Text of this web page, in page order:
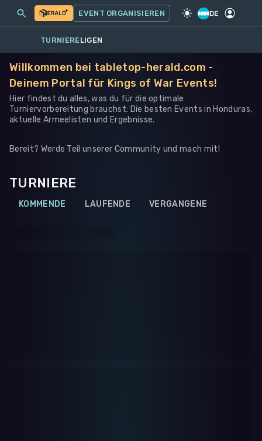
SPIEL·WARHAMMER 40K
MEINE EVENTS MEHR
EVENT ORGANISIEREN DE
TURNIERELIGEN
Willkommen bei tabletop-herald.com -
Deinem Portal für Kings of War Events!
Hier findest du alles, was du für die optimale
Turniervorbereitung brauchst: Die besten Events in Honduras,
aktuelle Armeelisten und Ergebnisse.
Bereit? Werde Teil unserer Community und mach mit!
TURNIERE
KOMMENDE LAUFENDE VERGANGENE